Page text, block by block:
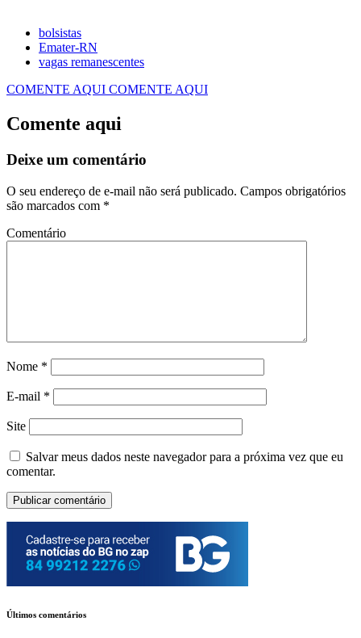
bolsistas
Emater-RN
vagas remanescentes
COMENTE AQUI COMENTE AQUI
Comente aqui
Deixe um comentário
O seu endereço de e-mail não será publicado. Campos obrigatórios
são marcados com *
Comentário
Nome *
E-mail *
Site
Salvar meus dados neste navegador para a próxima vez que eu
comentar.
Últimos comentários